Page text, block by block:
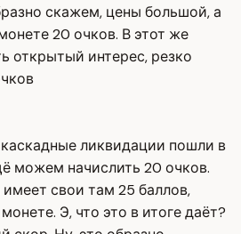
скажем, цены большой, а
20 очков. В этот же
открытый интерес, резко
ликвидации пошли в
можем начислить 20 очков.
свои там 25 баллов,
Э, что это в итоге даёт?